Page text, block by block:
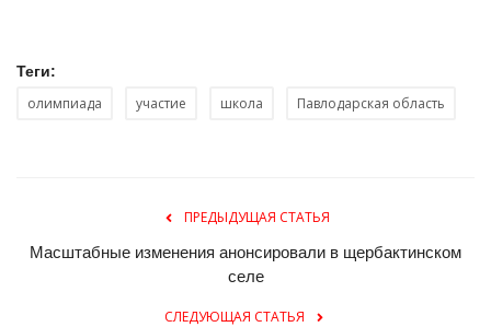
Теги:
олимпиада участие школа Павлодарская область
ПРЕДЫДУЩАЯ СТАТЬЯ
Масштабные изменения анонсировали в щербактинском
селе
СЛЕДУЮЩАЯ СТАТЬЯ